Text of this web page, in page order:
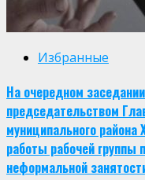
Избранные
На очередном
председательством
муниципального
работы рабочей
неформальной